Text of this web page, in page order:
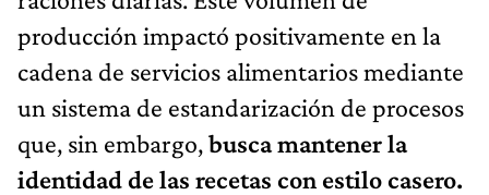
producción impactó positivamente en la
cadena de servicios alimentarios mediante
un sistema de estandarización de procesos
que, sin embargo,busca mantener la
identidad de las recetas con estilo casero.